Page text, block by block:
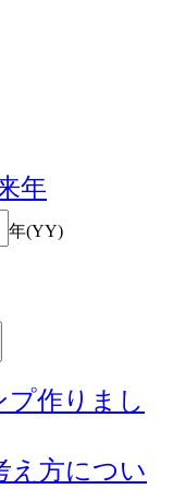
年
年(YY)
作りまし
え方につい